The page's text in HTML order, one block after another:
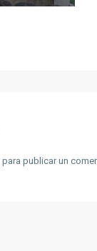
para publicar un